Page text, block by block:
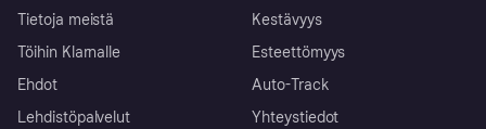
Tietoja meistä
Töihin Klarnalle
Ehdot
Lehdistöpalvelut
Kestävyys
Esteettömyys
Auto-Track
Yhteystiedot